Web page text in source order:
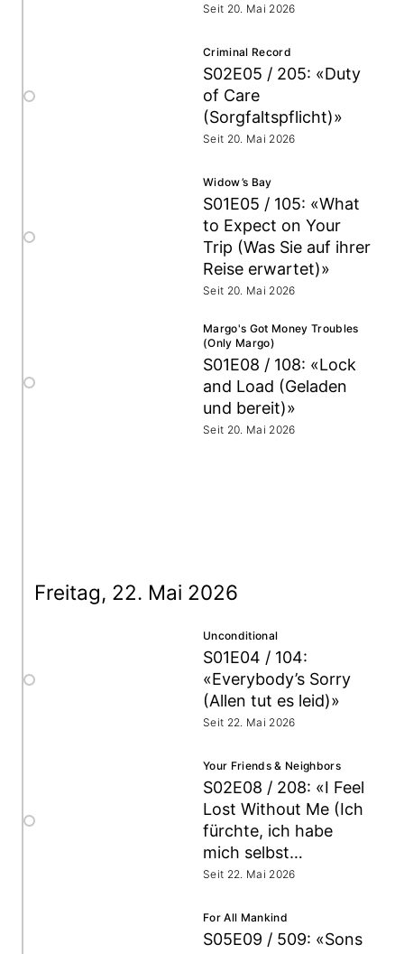
Seit 20. Mai 2026
Criminal Record
S02E05 / 205: «Duty
of Care
(Sorgfaltspflicht)»
Seit 20. Mai 2026
Widow’s Bay
S01E05 / 105: «What
to Expect on Your
Trip (Was Sie auf ihrer
Reise erwartet)»
Seit 20. Mai 2026
Margo's Got Money Troubles
(Only Margo)
S01E08 / 108: «Lock
and Load (Geladen
und bereit)»
Seit 20. Mai 2026
Freitag, 22. Mai 2026
Unconditional
S01E04 / 104:
«Everybody’s Sorry
(Allen tut es leid)»
Seit 22. Mai 2026
Your Friends & Neighbors
S02E08 / 208: «I Feel
Lost Without Me (Ich
fürchte, ich habe
mich selbst
verloren)»
Seit 22. Mai 2026
For All Mankind
S05E09 / 509: «Sons